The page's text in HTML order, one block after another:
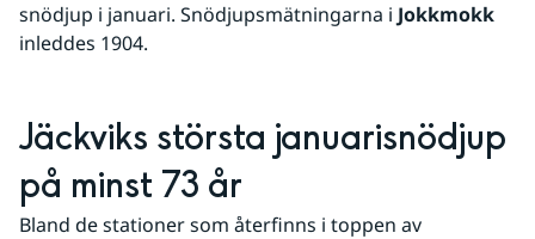
snödjup i januari. Snödjupsmätningarna i Jokkmokk
inleddes 1904.
Jäckviks största januarisnödjup
på minst 73 år
Bland de stationer som återfinns i toppen av